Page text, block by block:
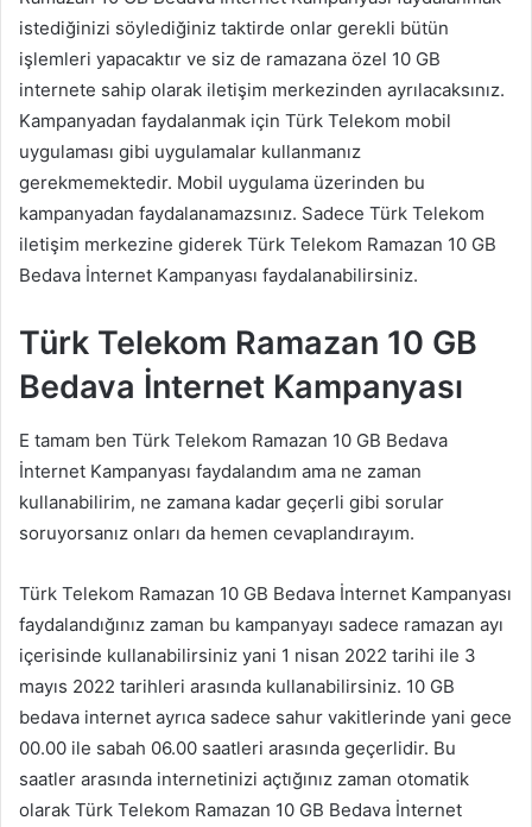
istediğinizi söylediğiniz taktirde onlar gerekli bütün
işlemleri yapacaktır ve siz de ramazana özel 10 GB
internete sahip olarak iletişim merkezinden ayrılacaksınız.
Kampanyadan faydalanmak için Türk Telekom mobil
uygulaması gibi uygulamalar kullanmanız
gerekmemektedir. Mobil uygulama üzerinden bu
kampanyadan faydalanamazsınız. Sadece Türk Telekom
iletişim merkezine giderek Türk Telekom Ramazan 10 GB
Bedava İnternet Kampanyası faydalanabilirsiniz.
Türk Telekom Ramazan 10 GB
Bedava İnternet Kampanyası
E tamam ben Türk Telekom Ramazan 10 GB Bedava
İnternet Kampanyası faydalandım ama ne zaman
kullanabilirim, ne zamana kadar geçerli gibi sorular
soruyorsanız onları da hemen cevaplandırayım.
Türk Telekom Ramazan 10 GB Bedava İnternet Kampanyası
faydalandığınız zaman bu kampanyayı sadece ramazan ayı
içerisinde kullanabilirsiniz yani 1 nisan 2022 tarihi ile 3
mayıs 2022 tarihleri arasında kullanabilirsiniz. 10 GB
bedava internet ayrıca sadece sahur vakitlerinde yani gece
00.00 ile sabah 06.00 saatleri arasında geçerlidir. Bu
saatler arasında internetinizi açtığınız zaman otomatik
olarak Türk Telekom Ramazan 10 GB Bedava İnternet